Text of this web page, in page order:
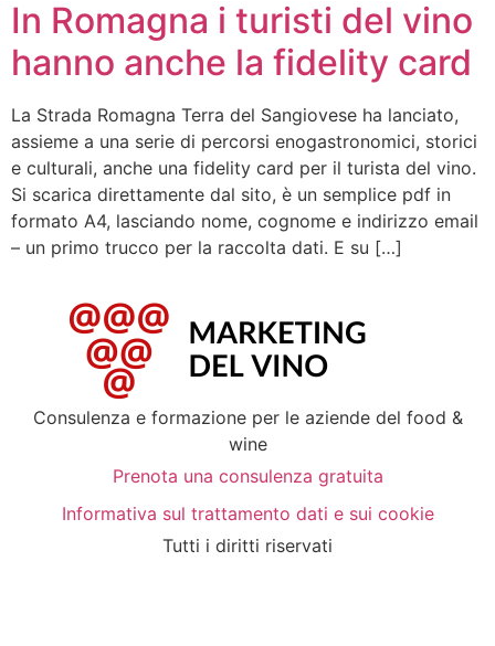
In Romagna i turisti del vino
hanno anche la fidelity card
La Strada Romagna Terra del Sangiovese ha lanciato,
assieme a una serie di percorsi enogastronomici, storici
e culturali, anche una fidelity card per il turista del vino.
Si scarica direttamente dal sito, è un semplice pdf in
formato A4, lasciando nome, cognome e indirizzo email
– un primo trucco per la raccolta dati. E su […]
Consulenza e formazione per le aziende del food &
wine
Prenota una consulenza gratuita
Informativa sul trattamento dati e sui cookie
Tutti i diritti riservati